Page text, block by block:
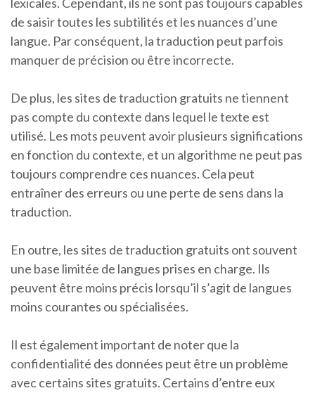
de saisir toutes les subtilités et les nuances d’une
langue. Par conséquent, la traduction peut parfois
manquer de précision ou être incorrecte.
De plus, les sites de traduction gratuits ne tiennent
pas compte du contexte dans lequel le texte est
utilisé. Les mots peuvent avoir plusieurs significations
en fonction du contexte, et un algorithme ne peut pas
toujours comprendre ces nuances. Cela peut
entraîner des erreurs ou une perte de sens dans la
traduction.
En outre, les sites de traduction gratuits ont souvent
une base limitée de langues prises en charge. Ils
peuvent être moins précis lorsqu’il s’agit de langues
moins courantes ou spécialisées.
Il est également important de noter que la
confidentialité des données peut être un problème
avec certains sites gratuits. Certains d’entre eux